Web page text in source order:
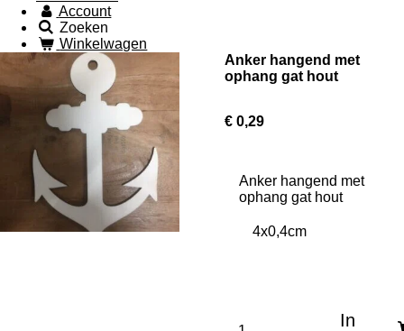
Account
Zoeken
Winkelwagen
Anker hangend met
ophang gat hout
€ 0,29
Anker hangend met
ophang gat hout
In